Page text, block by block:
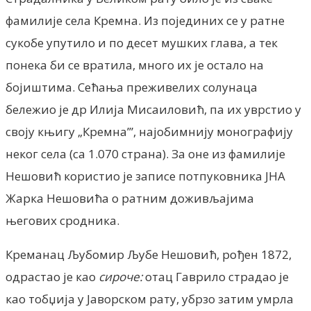
фамилије села Кремна. Из појединих се у ратне
сукобе упутило и по десет мушких глава, а тек
понека би се вратила, много их је остало на
бојиштима. Сећања преживелих солунаца
бележио је др Илија Мисаиловић, па их уврстио у
своју књигу „Кремна’”, најобимнију монографију
неког села (са 1.070 страна). За оне из фамилије
Нешовић користио је записе потпуковника ЈНА
Жарка Нешовића о ратним доживљајима
његових сродника.
Креманац Љубомир Љубе Нешовић, рођен 1872,
одрастао је као сироче:отац Гаврило страдао је
као тобџија у Јаворском рату, убрзо затим умрла